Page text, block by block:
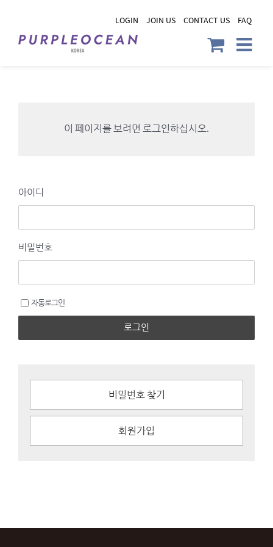
content
LOGIN JOIN US CONTACT US FAQ
이 페이지를 보려면 로그인하십시오.
아이디
비밀번호
자동로그인
로그인
비밀번호 찾기
회원가입